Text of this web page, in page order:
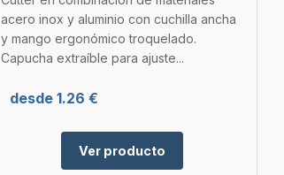
acero inox y aluminio con cuchilla ancha
y mango ergonómico troquelado.
Capucha extraíble para ajuste...
desde 1.26 €
Ver producto